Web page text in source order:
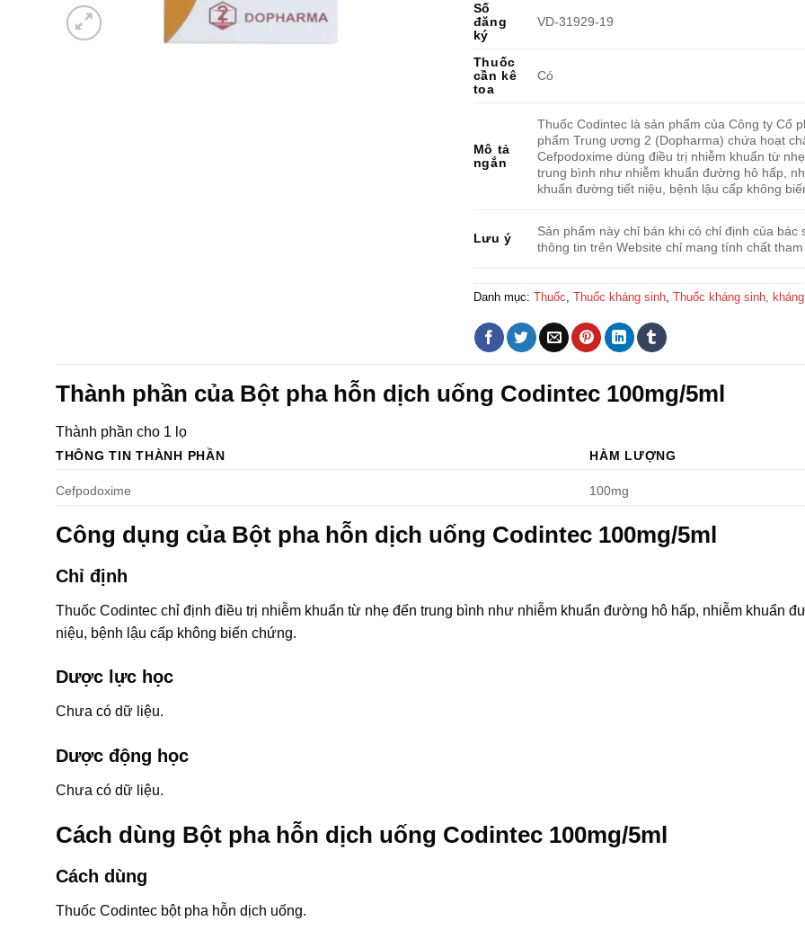
Số
đăng
ký
VD-31929-19
Thuốc
cần kê
toa
Có
Mô tả
ngắn
Thuốc Codintec là sản phẩm của Công ty Cổ
phẩm Trung ương 2 (Dopharma) chứa hoạt
Cefpodoxime dùng điều trị nhiễm khuẩn từ
trung bình như nhiễm khuẩn đường hô hấp,
khuẩn đường tiết niệu, bệnh lậu cấp không
Lưu ý
Sản phẩm này chỉ bán khi có chỉ định của bác
thông tin trên Website chỉ mang tính chất tham
Danh mục: Thuốc, Thuốc kháng sinh, Thuốc kháng sinh,
Thành phần của Bột pha hỗn dịch uống Codintec 100mg/5ml
Thành phần cho 1 lọ
THÔNG TIN THÀNH PHẦN HÀM LƯỢNG
Cefpodoxime 100mg
Công dụng của Bột pha hỗn dịch uống Codintec 100mg/5ml
Chỉ định
Thuốc Codintec chỉ định điều trị nhiễm khuẩn từ nhẹ đến trung bình như nhiễm khuẩn đường hô hấp, nhiễm khuẩn
niệu, bệnh lậu cấp không biến chứng.
Dược lực học
Chưa có dữ liệu.
Dược động học
Chưa có dữ liệu.
Cách dùng Bột pha hỗn dịch uống Codintec 100mg/5ml
Cách dùng
Thuốc Codintec bột pha hỗn dịch uống.